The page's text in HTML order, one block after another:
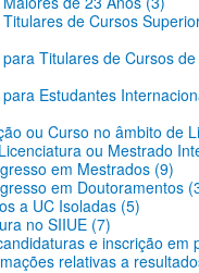
de Cursos
Titulares de Cursos
Estudantes
ou Curso no âmbito de
ou Mestrado
em Mestrados (9)
em Doutoramentos
a UC Isoladas (5)
no SIIUE (7)
e inscrição em
relativas a